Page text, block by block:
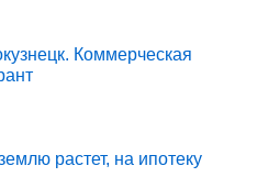
Коммерческая
растет, на ипотеку